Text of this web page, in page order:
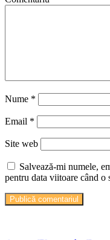
Nume *
Email *
Site web
Salvează-mi numele,
pentru data viitoare când o